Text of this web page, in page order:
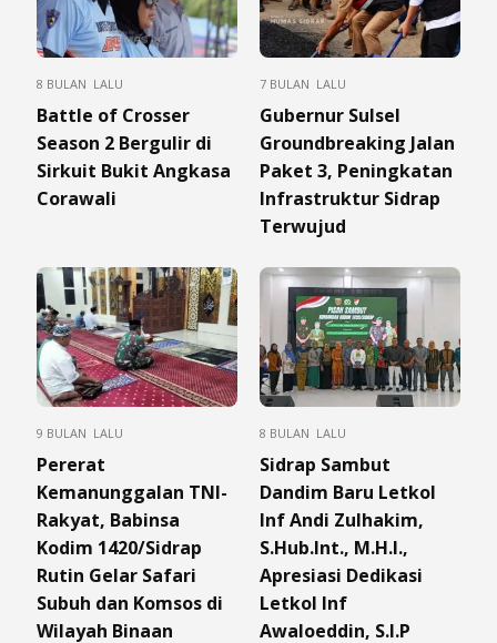
8 BULAN LALU
Battle of Crosser
Season 2 Bergulir di
Sirkuit Bukit Angkasa
Corawali
7 BULAN LALU
Gubernur Sulsel
Groundbreaking Jalan
Paket 3, Peningkatan
Infrastruktur Sidrap
Terwujud
9 BULAN LALU
Pererat
Kemanunggalan TNI-
Rakyat, Babinsa
Kodim 1420/Sidrap
Rutin Gelar Safari
Subuh dan Komsos di
Wilayah Binaan
8 BULAN LALU
Sidrap Sambut
Dandim Baru Letkol
Inf Andi Zulhakim,
S.Hub.Int., M.H.I.,
Apresiasi Dedikasi
Letkol Inf
Awaloeddin, S.I.P